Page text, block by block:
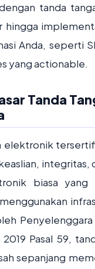
tanda
hingga
Anda, seperti
yang actionable.
Tanda
elektronik
biasa yang
2019 Pasal 59,
sepanjang